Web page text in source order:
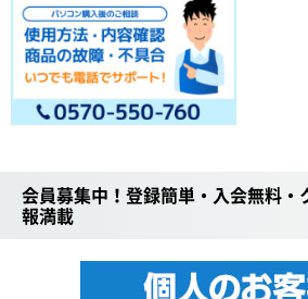
会員募集中！登録簡単・入会無料・
報満載